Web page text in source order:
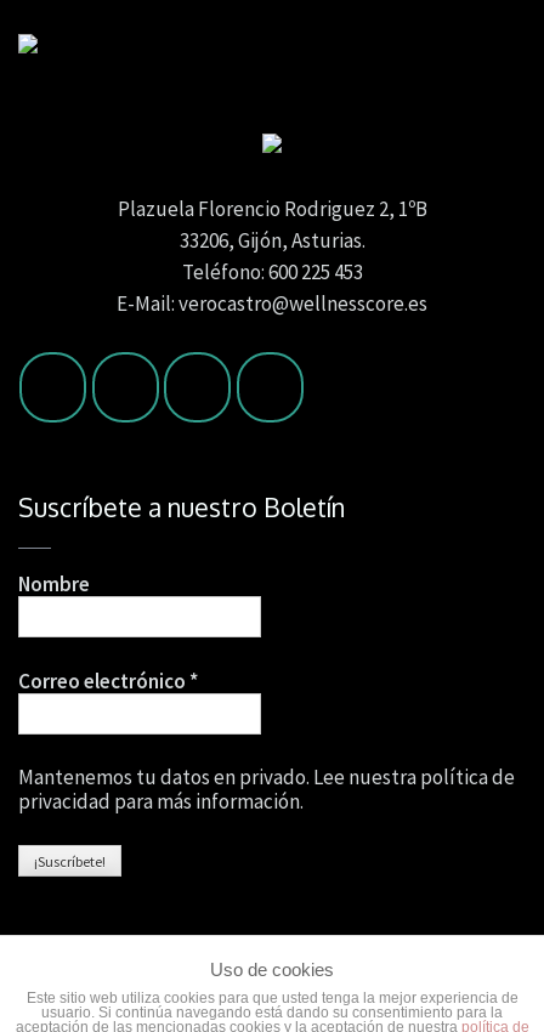
Plazuela Florencio Rodriguez 2, 1ºB
33206, Gijón, Asturias.
Teléfono: 600 225 453
E-Mail: verocastro@wellnesscore.es
Suscríbete a nuestro Boletín
Nombre
Correo electrónico *
Mantenemos tu datos en privado. Lee nuestra política de
privacidad para más información.
Uso de cookies
Este sitio web utiliza cookies para que usted tenga la mejor experiencia de
usuario. Si continúa navegando está dando su consentimiento para la
aceptación de las mencionadas cookies y la aceptación de nuestra política de